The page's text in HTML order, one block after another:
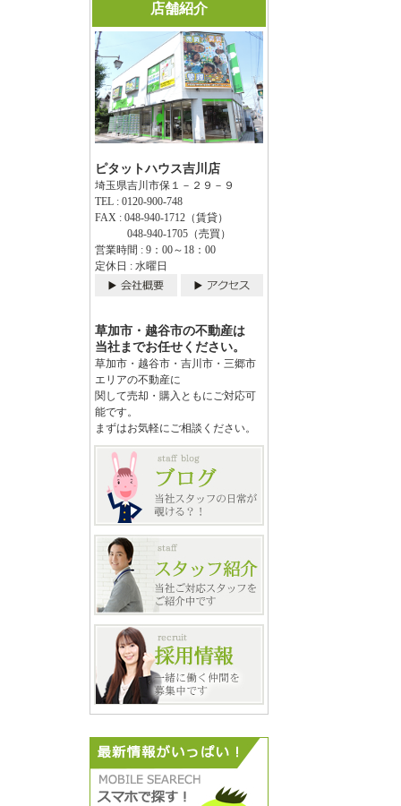
店舗紹介
ピタットハウス吉川店
埼玉県吉川市保１－２９－９
TEL : 0120-900-748
FAX : 048-940-1712（賃貸）
048-940-1705（売買）
営業時間 : 9：00～18：00
定休日 : 水曜日
草加市・越谷市の不動産は
当社までお任せください。
草加市・越谷市・吉川市・三郷市
エリアの不動産に
関して売却・購入ともにご対応可
能です。
まずはお気軽にご相談ください。